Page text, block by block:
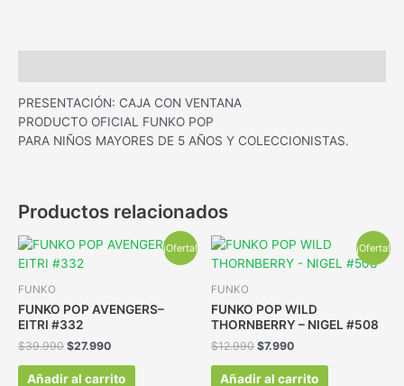
PRESENTACIÓN: CAJA CON VENTANA
PRODUCTO OFICIAL FUNKO POP
PARA NIÑOS MAYORES DE 5 AÑOS Y COLECCIONISTAS.
Productos relacionados
¡Oferta!
FUNKO
FUNKO POP AVENGERS–
EITRI #332
$39.990 $27.990
Añadir al carrito
¡Oferta!
FUNKO
FUNKO POP WILD
THORNBERRY – NIGEL #508
$12.990 $7.990
Añadir al carrito